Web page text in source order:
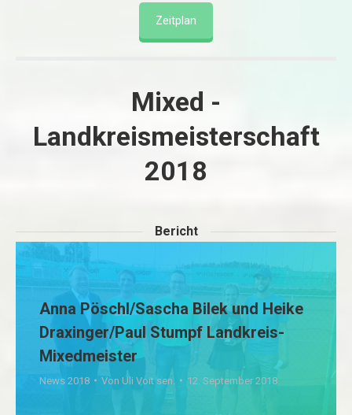
Zeitplan
Mixed -
Landkreismeisterschaft
2018
Bericht
Anna Pöschl/Sascha Bilek und Heike
Draxinger/Paul Stumpf Landkreis-
Mixedmeister
News 2018 Von Uli Voit sen. 12. September 2018